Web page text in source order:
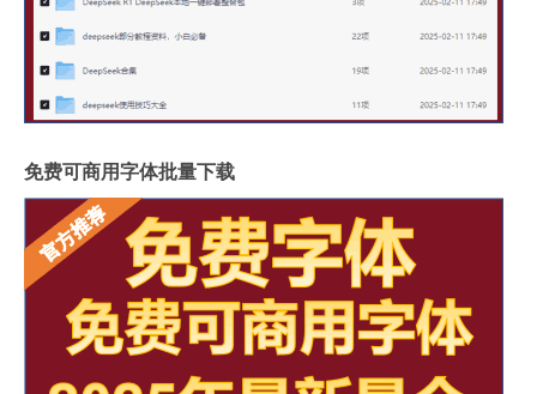
免费可商用字体批量下载